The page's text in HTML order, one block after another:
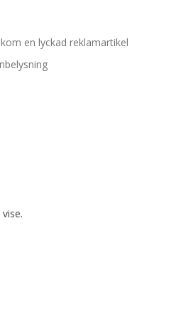
en lyckad reklamartikel